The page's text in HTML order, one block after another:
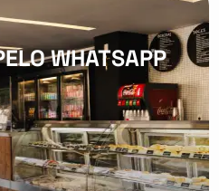
WHATSAPP